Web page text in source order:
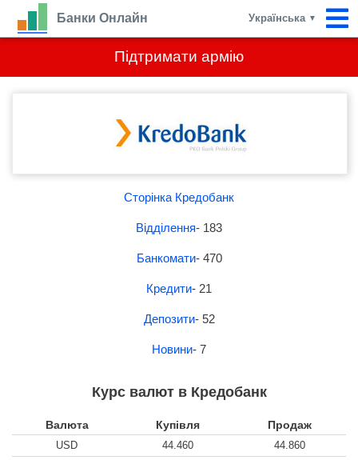
Підтримати армію
Банки Онлайн Українська ▼
Сторінка Кредобанк
Відділення- 183
Банкомати- 470
Кредити- 21
Депозити- 52
Новини- 7
Курс валют в Кредобанк
Валюта Купівля Продаж
USD 44.460
44.860